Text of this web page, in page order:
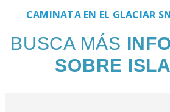
CAMINATA EN EL GLACIAR
BUSCA MÁS
SOBRE